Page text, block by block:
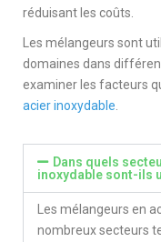
réduisant les coûts.
Les mélangeurs sont
domaines dans
examiner les facteurs
acier inoxydable
Dans quels
inoxydable sont-ils
Les mélangeurs en
nombreux secteurs